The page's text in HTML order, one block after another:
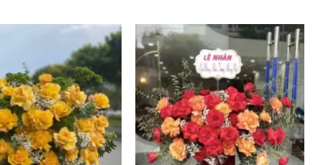
Add to
wishlist
Add to
wishlist